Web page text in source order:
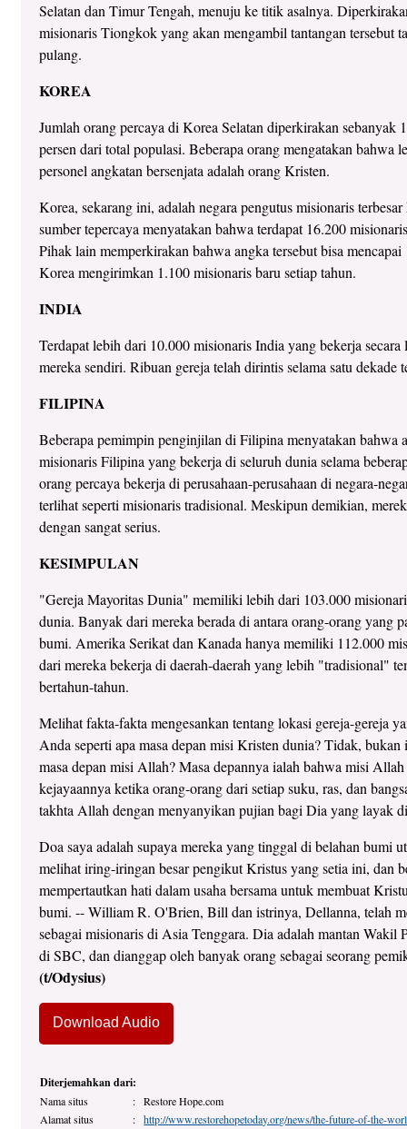
Selatan dan Timur Tengah, menuju ke titik asalnya.
misionaris Tiongkok yang akan mengambil tantangan tersebut
pulang.
KOREA
Jumlah orang percaya di Korea Selatan diperkirakan sebanyak
persen dari total populasi. Beberapa orang mengatakan bahwa
personel angkatan bersenjata adalah orang Kristen.
Korea, sekarang ini, adalah negara pengutus misionaris
sumber tepercaya menyatakan bahwa terdapat 16.200
Pihak lain memperkirakan bahwa angka tersebut bisa
Korea mengirimkan 1.100 misionaris baru setiap tahun.
INDIA
Terdapat lebih dari 10.000 misionaris India yang bekerja
mereka sendiri. Ribuan gereja telah dirintis selama satu dekade
FILIPINA
Beberapa pemimpin penginjilan di Filipina menyatakan bahwa
misionaris Filipina yang bekerja di seluruh dunia selama
orang percaya bekerja di perusahaan-perusahaan di negara-
terlihat seperti misionaris tradisional. Meskipun demikian,
dengan sangat serius.
KESIMPULAN
"Gereja Mayoritas Dunia" memiliki lebih dari 103.000
dunia. Banyak dari mereka berada di antara orang-orang yang
bumi. Amerika Serikat dan Kanada hanya memiliki 112.000
dari mereka bekerja di daerah-daerah yang lebih "tradisional"
bertahun-tahun.
Melihat fakta-fakta mengesankan tentang lokasi gereja-gereja
Anda seperti apa masa depan misi Kristen dunia? Tidak, bukan
masa depan misi Allah? Masa depannya ialah bahwa misi
kejayaannya ketika orang-orang dari setiap suku, ras, dan
takhta Allah dengan menyanyikan pujian bagi Dia yang layak
Doa saya adalah supaya mereka yang tinggal di belahan bumi
melihat iring-iringan besar pengikut Kristus yang setia ini, dan
mempertautkan hati dalam usaha bersama untuk membuat
bumi. -- William R. O'Brien, Bill dan istrinya, Dellanna, telah
sebagai misionaris di Asia Tenggara. Dia adalah mantan Wakil
di SBC, dan dianggap oleh banyak orang sebagai seorang
(t/Odysius)
Download Audio
Diterjemahkan dari:
Nama situs : Restore Hope.com
Alamat situs
: http://www.restorehopetoday.org/news/the-future-of-the-